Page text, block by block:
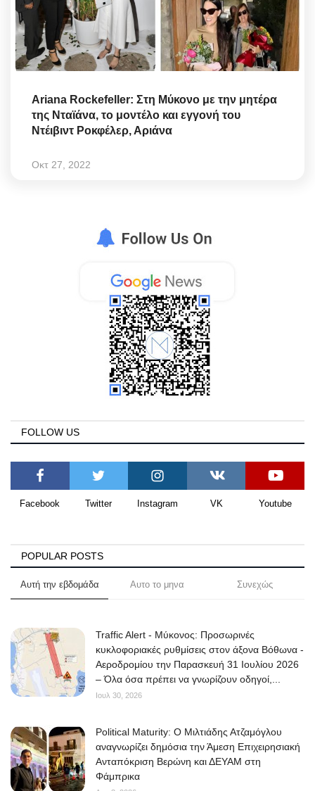
Ariana Rockefeller: Στη Μύκονο με την μητέρα
της Νταϊάνα, το μοντέλο και εγγονή του
Ντέιβιντ Ροκφέλερ, Αριάνα
Οκτ 27, 2022
FOLLOW US
Facebook Twitter Instagram VK Youtube
POPULAR POSTS
Αυτή την εβδομάδα Αυτο το μηνα Συνεχώς
Traffic Alert - Μύκονος: Προσωρινές
κυκλοφοριακές ρυθμίσεις στον άξονα Βόθωνα -
Αεροδρομίου την Παρασκευή 31 Ιουλίου 2026
– Όλα όσα πρέπει να γνωρίζουν οδηγοί,...
Ιουλ 30, 2026
Political Maturity: Ο Μιλτιάδης Ατζαμόγλου
αναγνωρίζει δημόσια την Άμεση Επιχειρησιακή
Ανταπόκριση Βερώνη και ΔΕΥΑΜ στη
Φάμπρικα